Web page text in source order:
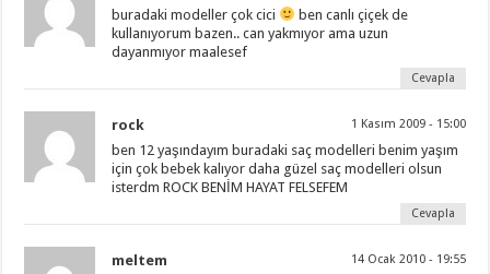
buradaki modeller çok cici
ben canlı çiçek de
kullanıyorum bazen.. can yakmıyor ama uzun
dayanmıyor maalesef
Cevapla
rock 1 Kasım 2009 - 15:00
ben 12 yaşındayım buradaki saç modelleri benim yaşım
için çok bebek kalıyor daha güzel saç modelleri olsun
isterdm ROCK BENİM HAYAT FELSEFEM
Cevapla
meltem 14 Ocak 2010 - 19:55